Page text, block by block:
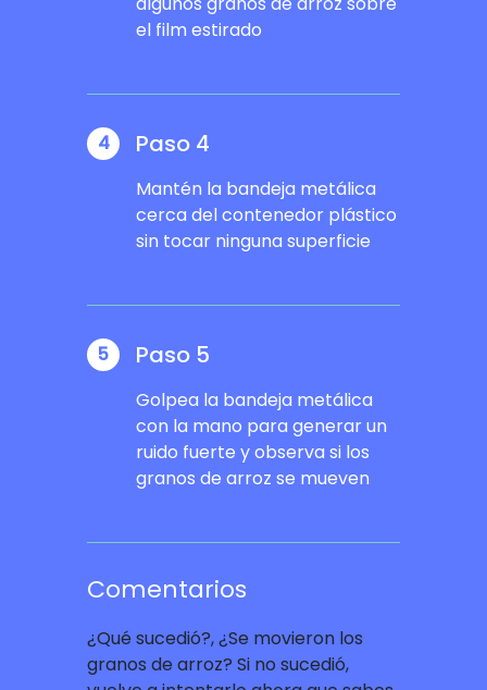
el film estirado
4 Paso 4
Mantén la bandeja metálica
cerca del contenedor plástico
sin tocar ninguna superficie
5 Paso 5
Golpea la bandeja metálica
con la mano para generar un
ruido fuerte y observa si los
granos de arroz se mueven
Comentarios
¿Qué sucedió?, ¿Se movieron los
granos de arroz? Si no sucedió,